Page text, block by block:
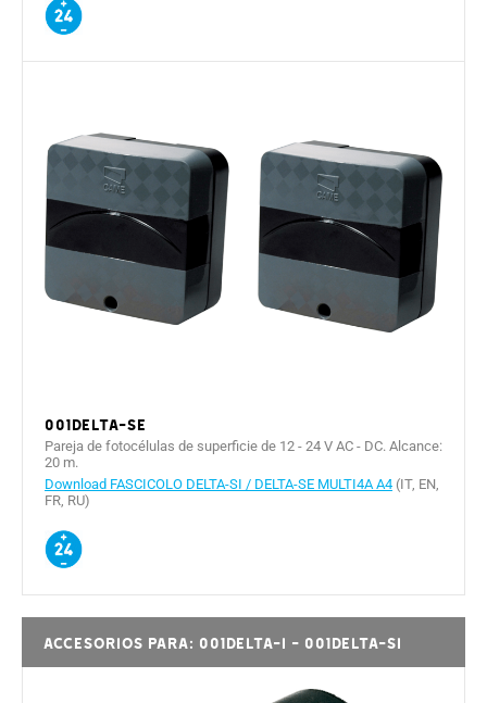
001DELTA-SE
Pareja de fotocélulas de superficie de 12 - 24 V AC - DC. Alcance:
20 m.
Download FASCICOLO DELTA-SI / DELTA-SE MULTI4A A4 (IT, EN,
FR, RU)
Accesorios para: 001DELTA-I - 001DELTA-SI